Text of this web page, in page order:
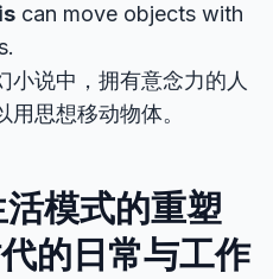
can move objects with
小说中，拥有意念力的人
用思想移动物体。
模式的重塑
的日常与工作